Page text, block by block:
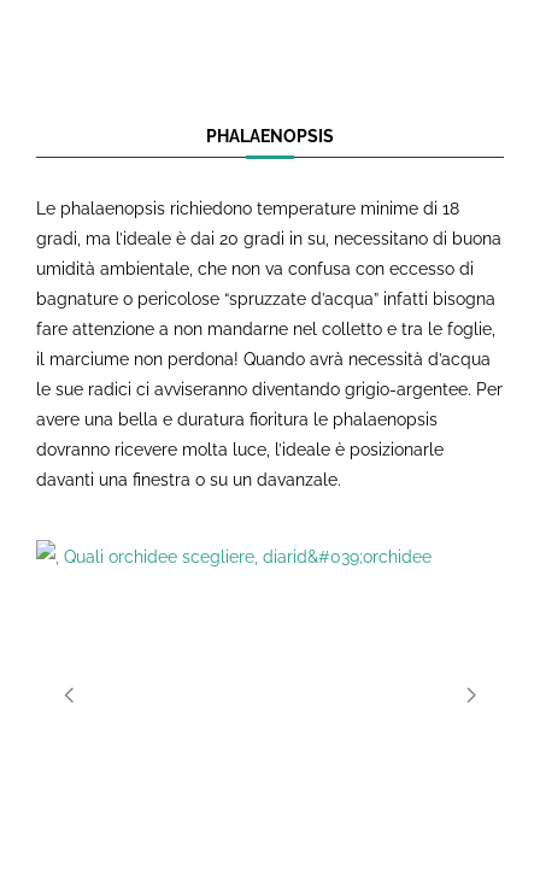
PHALAENOPSIS
Le phalaenopsis richiedono temperature minime di 18
gradi, ma l’ideale è dai 20 gradi in su, necessitano di buona
umidità ambientale, che non va confusa con eccesso di
bagnature o pericolose “spruzzate d’acqua” infatti bisogna
fare attenzione a non mandarne nel colletto e tra le foglie,
il marciume non perdona! Quando avrà necessità d’acqua
le sue radici ci avviseranno diventando grigio-argentee. Per
avere una bella e duratura fioritura le phalaenopsis
dovranno ricevere molta luce, l’ideale è posizionarle
davanti una finestra o su un davanzale.